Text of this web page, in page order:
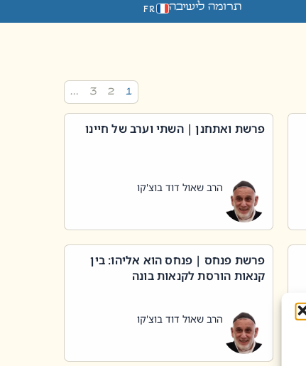
תרומה לישיבה FR
1
2
3
…
פרשת ואתחנן | השתי וערב של חיינו
הרב שאול דוד בוצ'קו
פרשת פנחס | פנחס הוא אליהו: בין
קנאות הורסת לקנאות בונה
הרב שאול דוד בוצ'קו